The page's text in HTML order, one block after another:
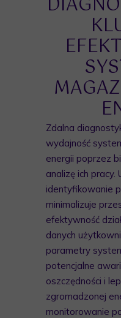
Zdalna
wydajność
energii poprzez
analizę ich pracy.
identyfikowanie
minimalizuje
efektywność
danych
parametry
potencjalne
oszczędności i
zgromadzonej
monitorowanie